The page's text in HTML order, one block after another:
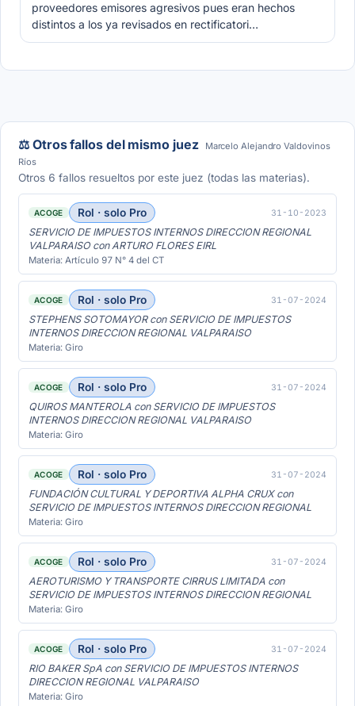
proveedores emisores agresivos pues eran hechos
distintos a los ya revisados en rectificatori…
⚖️ Otros fallos del mismo juez
Marcelo Alejandro Valdovinos
Ríos
Otros 6 fallos resueltos por este juez (todas las materias).
ACOGE Rol · solo Pro 31-10-2023
SERVICIO DE IMPUESTOS INTERNOS DIRECCION REGIONAL
VALPARAISO con ARTURO FLORES EIRL
Materia: Artículo 97 N° 4 del CT
ACOGE Rol · solo Pro 31-07-2024
STEPHENS SOTOMAYOR con SERVICIO DE IMPUESTOS
INTERNOS DIRECCION REGIONAL VALPARAISO
Materia: Giro
ACOGE Rol · solo Pro 31-07-2024
QUIROS MANTEROLA con SERVICIO DE IMPUESTOS
INTERNOS DIRECCION REGIONAL VALPARAISO
Materia: Giro
ACOGE Rol · solo Pro 31-07-2024
FUNDACIÓN CULTURAL Y DEPORTIVA ALPHA CRUX con
SERVICIO DE IMPUESTOS INTERNOS DIRECCION REGIONAL
Materia: Giro
ACOGE Rol · solo Pro 31-07-2024
AEROTURISMO Y TRANSPORTE CIRRUS LIMITADA con
SERVICIO DE IMPUESTOS INTERNOS DIRECCION REGIONAL
Materia: Giro
ACOGE Rol · solo Pro 31-07-2024
RIO BAKER SpA con SERVICIO DE IMPUESTOS INTERNOS
DIRECCION REGIONAL VALPARAISO
Materia: Giro